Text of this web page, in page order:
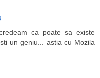
ca poate sa existe
un geniu... astia cu Mozila